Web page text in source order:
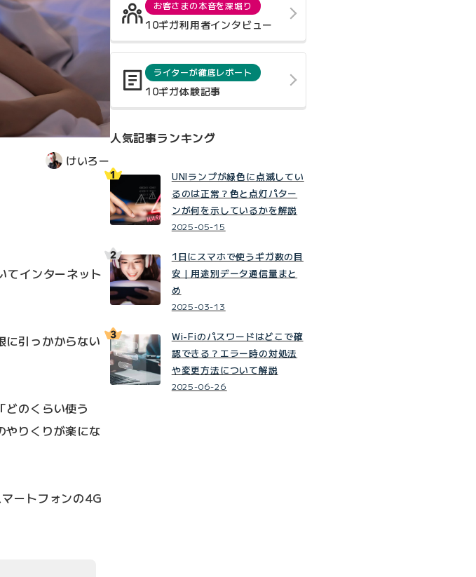
けいろー
てインターネット
に引っかからない
どのくらい使う
やりくりが楽にな
ートフォンの4G
お客さまの本音を深堀り
10ギガ利用者インタビュー
ライターが徹底レポート
10ギガ体験記事
人気記事ランキング
UNIランプが緑色に点滅してい
るのは正常？色と点灯パター
ンが何を示しているかを解説
2025-05-15
1日にスマホで使うギガ数の目
安｜用途別データ通信量まと
め
2025-03-13
Wi-Fiのパスワードはどこで確
認できる？エラー時の対処法
や変更方法について解説
2025-06-26